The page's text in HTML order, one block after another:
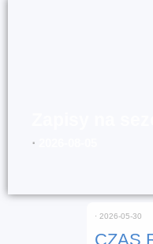
⋅
CZAS
⋅ 2026-05-30